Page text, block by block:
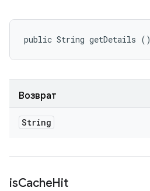
public String getDetails ()
Возврат
String
isCacheHit